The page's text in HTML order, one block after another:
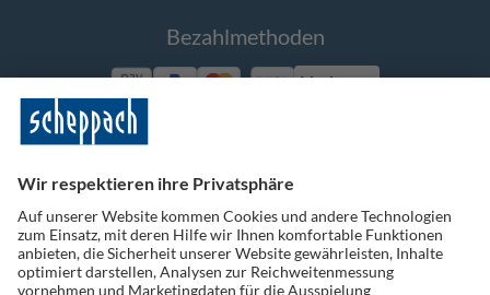
Bezahlmethoden
Vorkasse
Folge uns auf Social Media